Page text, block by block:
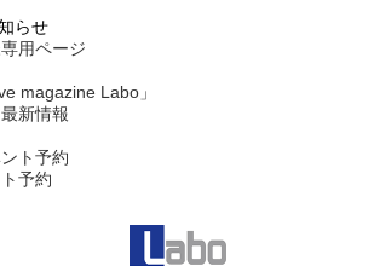
らせ
用ページ
magazine Labo」
新情報
ト予約
予約